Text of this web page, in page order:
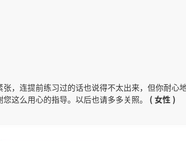
，连提前练习过的话也说得不太出来，但你耐
这么用心的指导。以后也请多多关照。 ( 女性 )